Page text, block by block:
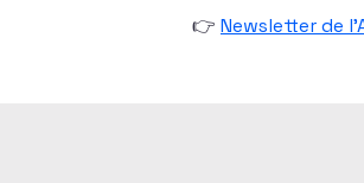
👉 Newsletter de